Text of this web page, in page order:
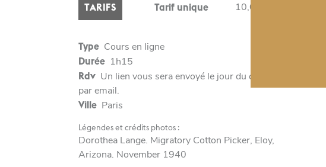
TARIFS Tarif unique 10,00 €
Type Cours en ligne
Durée 1h15
Rdv Un lien vous sera envoyé le jour du cours
par email.
Ville Paris
Légendes et crédits photos :
Dorothea Lange. Migratory Cotton Picker, Eloy,
Arizona. November 1940
Si
outil
du